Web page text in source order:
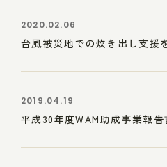
2020.02.06
台風被災地での炊き出し支援
2019.04.19
平成30年度WAM助成事業報